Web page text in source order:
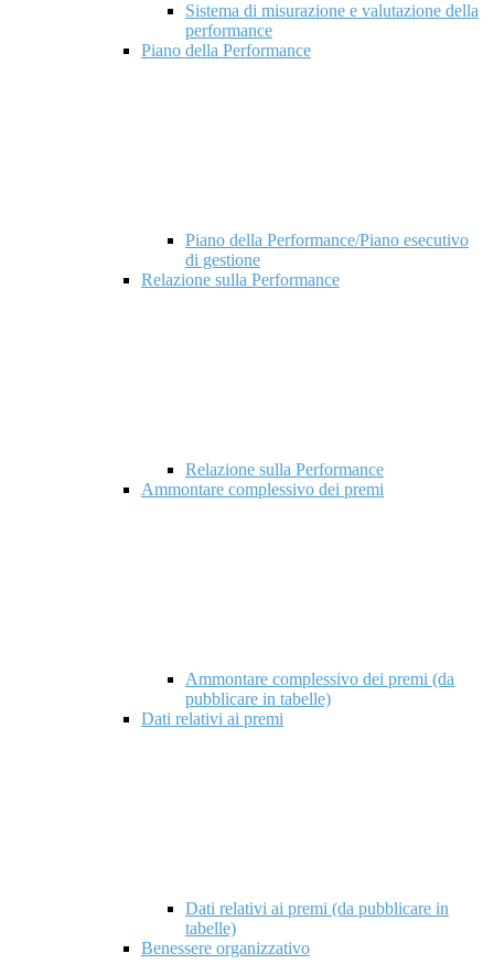
Sistema di misurazione e valutazione della
performance
Piano della Performance
Piano della Performance/Piano esecutivo
di gestione
Relazione sulla Performance
Relazione sulla Performance
Ammontare complessivo dei premi
Ammontare complessivo dei premi (da
pubblicare in tabelle)
Dati relativi ai premi
Dati relativi ai premi (da pubblicare in
tabelle)
Benessere organizzativo